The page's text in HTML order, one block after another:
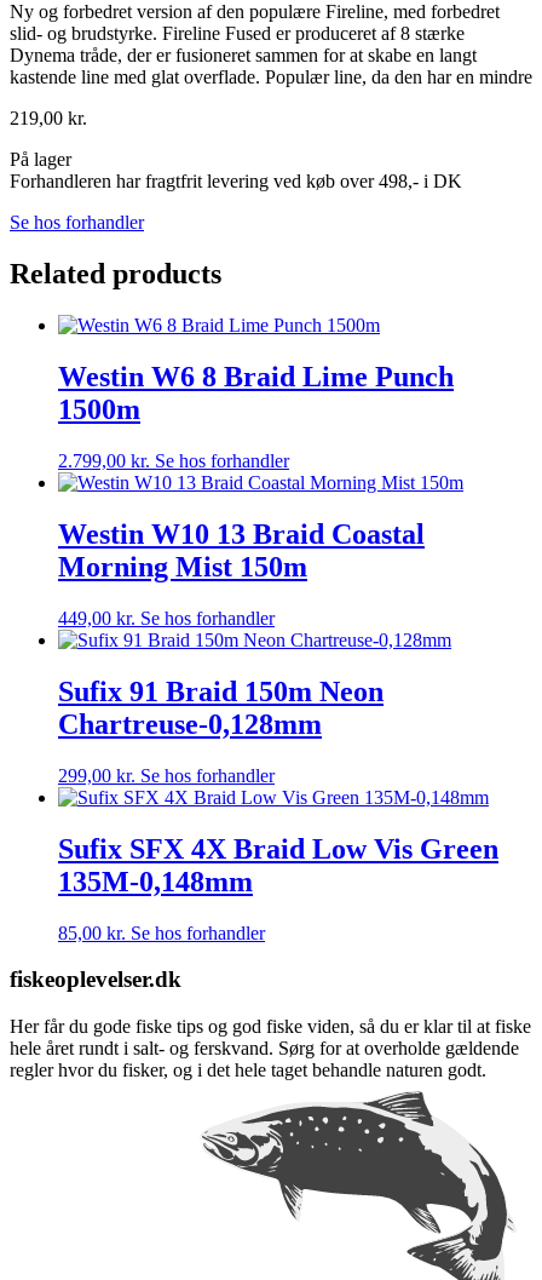
Ny og forbedret version af den populære Fireline, med forbedret
slid- og brudstyrke. Fireline Fused er produceret af 8 stærke
Dynema tråde, der er fusioneret sammen for at skabe en langt
kastende line med glat overflade. Populær line, da den har en mindre
219,00 kr.
På lager
Forhandleren har fragtfrit levering ved køb over 498,- i DK
Se hos forhandler
Related products
Westin W6 8 Braid Lime Punch
1500m
2.799,00 kr. Se hos forhandler
Westin W10 13 Braid Coastal
Morning Mist 150m
449,00 kr. Se hos forhandler
Sufix 91 Braid 150m Neon
Chartreuse-0,128mm
299,00 kr. Se hos forhandler
Sufix SFX 4X Braid Low Vis Green
135M-0,148mm
85,00 kr. Se hos forhandler
fiskeoplevelser.dk
Her får du gode fiske tips og god fiske viden, så du er klar til at fiske
hele året rundt i salt- og ferskvand. Sørg for at overholde gældende
regler hvor du fisker, og i det hele taget behandle naturen godt.